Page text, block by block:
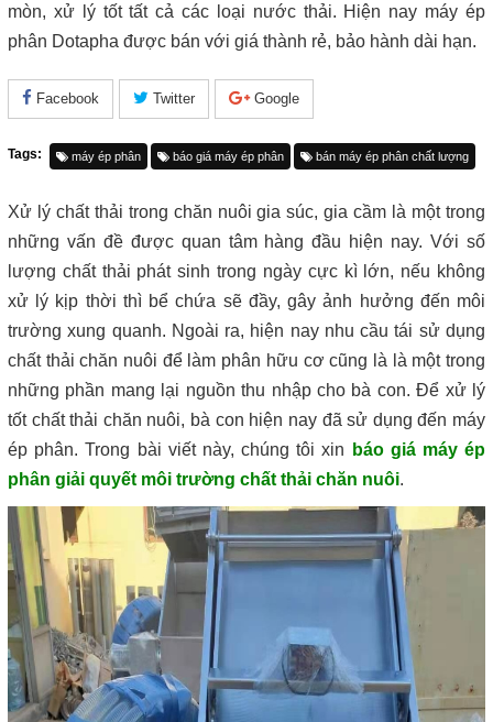
mòn, xử lý tốt tất cả các loại nước thải. Hiện nay máy ép
phân Dotapha được bán với giá thành rẻ, bảo hành dài hạn.
Facebook Twitter Google
Tags: máy ép phân báo giá máy ép phân bán máy ép phân chất lượng
Xử lý chất thải trong chăn nuôi gia súc, gia cầm là một trong
những vấn đề được quan tâm hàng đầu hiện nay. Với số
lượng chất thải phát sinh trong ngày cực kì lớn, nếu không
xử lý kịp thời thì bể chứa sẽ đầy, gây ảnh hưởng đến môi
trường xung quanh. Ngoài ra, hiện nay nhu cầu tái sử dụng
chất thải chăn nuôi để làm phân hữu cơ cũng là là một trong
những phần mang lại nguồn thu nhập cho bà con. Để xử lý
tốt chất thải chăn nuôi, bà con hiện nay đã sử dụng đến máy
ép phân. Trong bài viết này, chúng tôi xin
báo giá máy ép
phân giải quyết môi trường chất thải chăn nuôi.